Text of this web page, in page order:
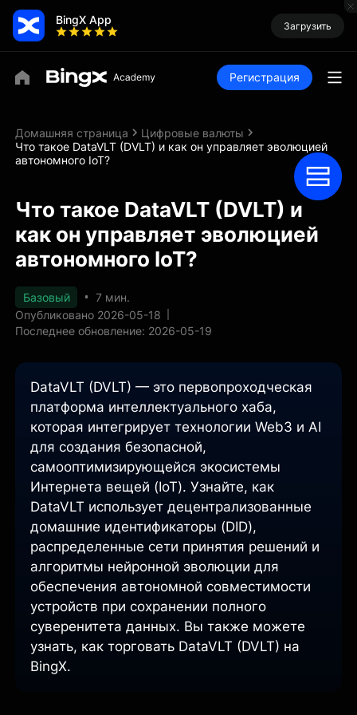
BingX App Загрузить
Регистрация
Домашняя страница
Цифровые валюты
Что такое DataVLT (DVLT) и как он управляет эволюцией
автономного IoT?
Что такое DataVLT (DVLT) и
как он управляет эволюцией
автономного IoT?
Базовый
7 мин.
Опубликовано 2026-05-18
Последнее обновление: 2026-05-19
DataVLT (DVLT) — это первопроходческая
платформа интеллектуального хаба,
которая интегрирует технологии Web3 и AI
для создания безопасной,
самооптимизирующейся экосистемы
Интернета вещей (IoT). Узнайте, как
DataVLT использует децентрализованные
домашние идентификаторы (DID),
распределенные сети принятия решений и
алгоритмы нейронной эволюции для
обеспечения автономной совместимости
устройств при сохранении полного
суверенитета данных. Вы также можете
узнать, как торговать DataVLT (DVLT) на
BingX.